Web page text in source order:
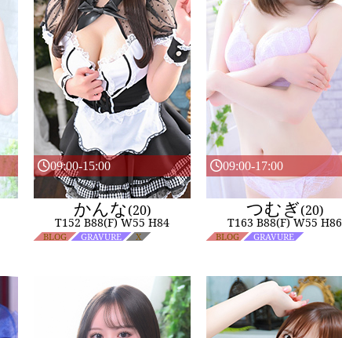
09:00-15:00
かんな(20)
T152 B88(F) W55 H84
BLOG GRAVURE X
09:00-17:00
つむぎ(20)
T163 B88(F) W55 H86
BLOG GRAVURE